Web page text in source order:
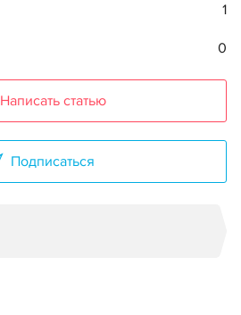
1
0
Написать статью
Подписаться